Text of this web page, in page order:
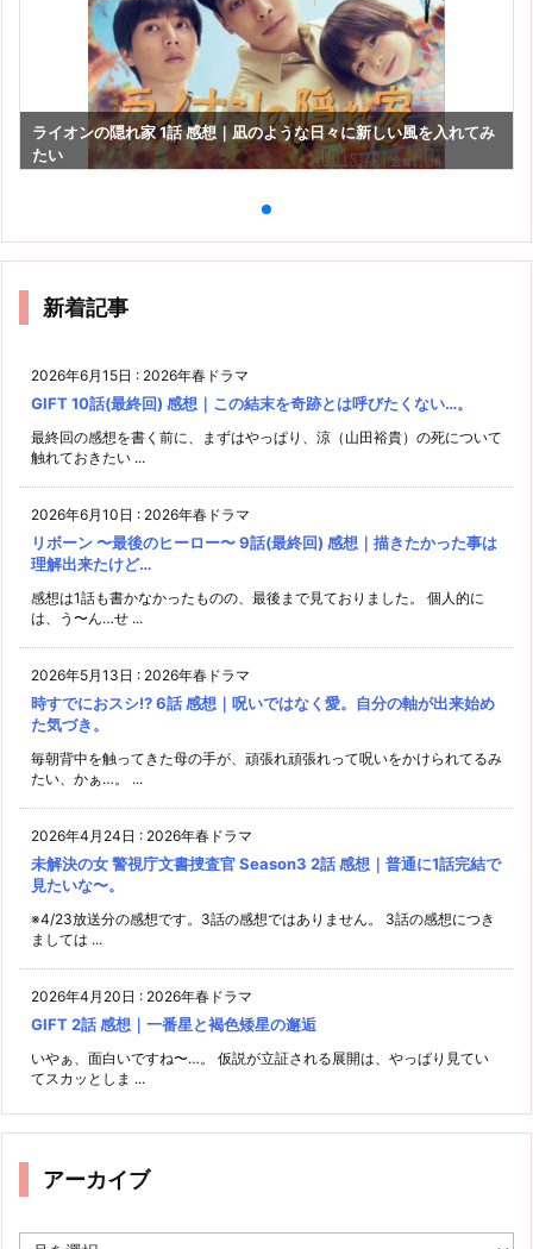
ライオンの隠れ家 1話 感想｜凪のような日々に新しい風を入れてみ
たい
新着記事
2026年6月15日 : 2026年春ドラマ
GIFT 10話(最終回) 感想｜この結末を奇跡とは呼びたくない…。
最終回の感想を書く前に、まずはやっぱり、涼（山田裕貴）の死について
触れておきたい ...
2026年6月10日 : 2026年春ドラマ
リボーン 〜最後のヒーロー〜 9話(最終回) 感想｜描きたかった事は
理解出来たけど…
感想は1話も書かなかったものの、最後まで見ておりました。 個人的に
は、う〜ん…せ ...
2026年5月13日 : 2026年春ドラマ
時すでにおスシ!? 6話 感想｜呪いではなく愛。自分の軸が出来始め
た気づき。
毎朝背中を触ってきた母の手が、頑張れ頑張れって呪いをかけられてるみ
たい、かぁ…。 ...
2026年4月24日 : 2026年春ドラマ
未解決の女 警視庁文書捜査官 Season3 2話 感想｜普通に1話完結で
見たいな〜。
※4/23放送分の感想です。3話の感想ではありません。 3話の感想につき
ましては ...
2026年4月20日 : 2026年春ドラマ
GIFT 2話 感想｜一番星と褐色矮星の邂逅
いやぁ、面白いですね〜…。 仮説が立証される展開は、やっぱり見てい
てスカッとしま ...
アーカイブ